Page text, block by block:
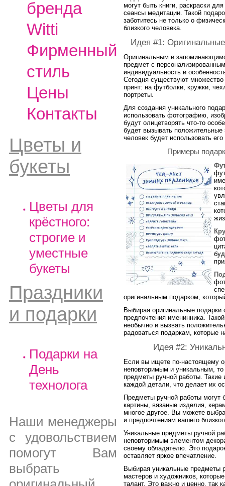
бренда
Witti
Фирменный
стиль
Цены
Контакты
Цветы и
букеты
Цветы для
крёстного:
строгие и
уместные
букеты
Праздники
и подарки
Подарки на
День
технолога
Наши менеджеры
с удовольствием
помогут Вам
выбрать
могут быть книги, раскраски
сеансы медитации. Такой
заботитесь не только о
близкого человека.
Идея #1:
Оригинальным и
предмет с
индивидуальность и
Сегодня существуют
принт: на футболки, кружки,
портреты.
Для создания уникального
использовать фотографию,
будут олицетворять что-то
будет вызывать
человек будет использовать
Примеры
оригинальным подарком,
Выбирая оригинальные
предпочтения именинника.
необычно и вызвать
радоваться подаркам, которые
Идея #2:
Если вы ищете по-настоящему
неповторимым и уникальным, то
предметы ручной работы.
каждой детали, что делает их
Предметы ручной работы могут
картины, вязаные изделия,
многое другое. Вы можете
и предпочтениям вашего
Уникальные предметы ручной
неповторимым элементом
своему обладателю. Это
оставляет яркое впечатление.
Выбирая уникальные предметы
мастеров и художников,
талант. Это важно и ценно, так